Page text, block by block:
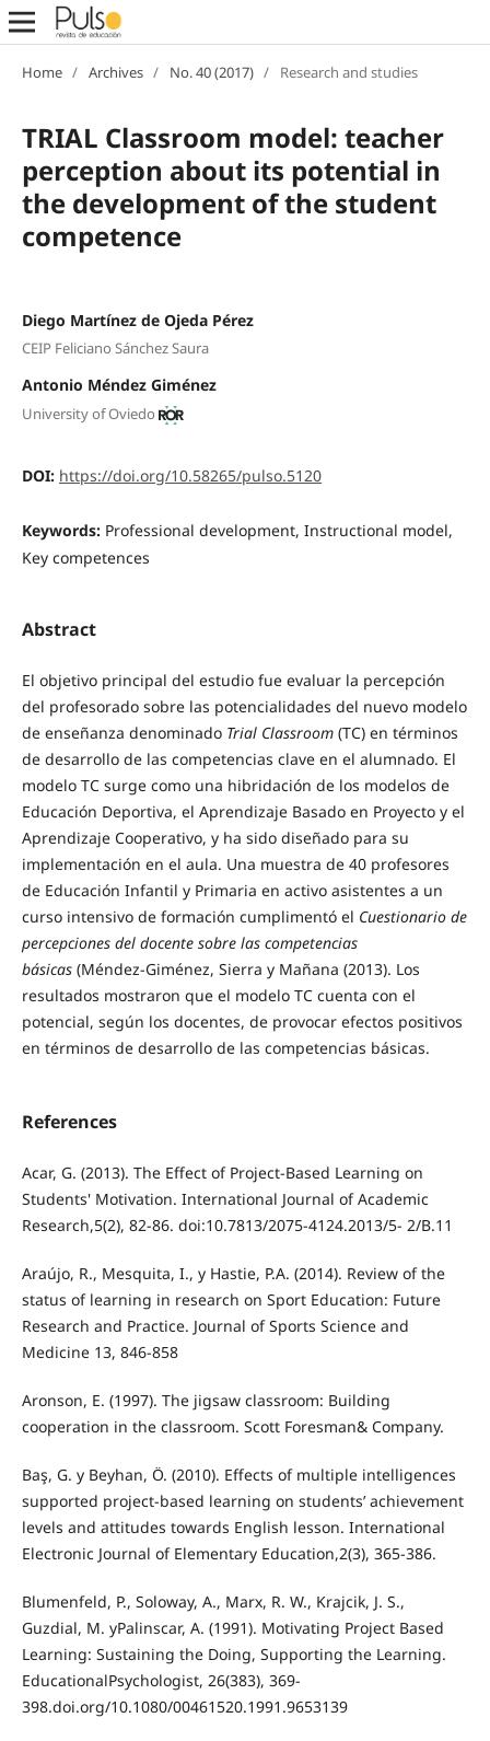
Home / Archives / No. 40 (2017) / Research and studies
TRIAL Classroom model: teacher
perception about its potential in
the development of the student
competence
Diego Martínez de Ojeda Pérez
CEIP Feliciano Sánchez Saura
Antonio Méndez Giménez
University of Oviedo
DOI: https://doi.org/10.58265/pulso.5120
Keywords: Professional development, Instructional model,
Key competences
Abstract
El objetivo principal del estudio fue evaluar la percepción
del profesorado sobre las potencialidades del nuevo modelo
de enseñanza denominado Trial Classroom (TC) en términos
de desarrollo de las competencias clave en el alumnado. El
modelo TC surge como una hibridación de los modelos de
Educación Deportiva, el Aprendizaje Basado en Proyecto y el
Aprendizaje Cooperativo, y ha sido diseñado para su
implementación en el aula. Una muestra de 40 profesores
de Educación Infantil y Primaria en activo asistentes a un
curso intensivo de formación cumplimentó el Cuestionario de
percepciones del docente sobre las competencias
básicas (Méndez-Giménez, Sierra y Mañana (2013). Los
resultados mostraron que el modelo TC cuenta con el
potencial, según los docentes, de provocar efectos positivos
en términos de desarrollo de las competencias básicas.
References
Acar, G. (2013). The Effect of Project-Based Learning on
Students' Motivation. International Journal of Academic
Research,5(2), 82-86. doi:10.7813/2075-4124.2013/5- 2/B.11
Araújo, R., Mesquita, I., y Hastie, P.A. (2014). Review of the
status of learning in research on Sport Education: Future
Research and Practice. Journal of Sports Science and
Medicine 13, 846-858
Aronson, E. (1997). The jigsaw classroom: Building
cooperation in the classroom. Scott Foresman& Company.
Baş, G. y Beyhan, Ö. (2010). Effects of multiple intelligences
supported project-based learning on students’ achievement
levels and attitudes towards English lesson. International
Electronic Journal of Elementary Education,2(3), 365-386.
Blumenfeld, P., Soloway, A., Marx, R. W., Krajcik, J. S.,
Guzdial, M. yPalinscar, A. (1991). Motivating Project Based
Learning: Sustaining the Doing, Supporting the Learning.
EducationalPsychologist, 26(383), 369-
398.doi.org/10.1080/00461520.1991.9653139